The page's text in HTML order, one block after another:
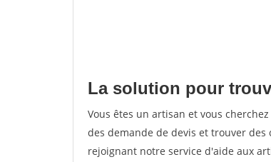
La solution pour
Vous êtes un artisan et vous
des demande de devis et trouver des
rejoignant notre service d'aide aux